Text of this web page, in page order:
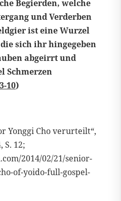
Begierden, welche
und Verderben
ist eine Wurzel
sich ihr hingegeben
abgeirrt und
Schmerzen
10)
Yonggi Cho verurteilt“,
S. 12;
2014/02/21/senior-
of-yoido-full-gospel-